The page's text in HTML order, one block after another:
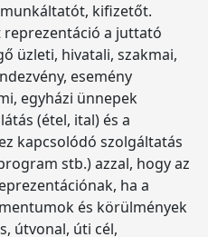
kifizetőt.
reprezentáció a juttató
üzleti, hivatali, szakmai,
esemény
egyházi ünnepek
(étel, ital) és a
kapcsolódó szolgáltatás
stb.) azzal, hogy az
ha a
és körülmények
útvonal, úti cél,